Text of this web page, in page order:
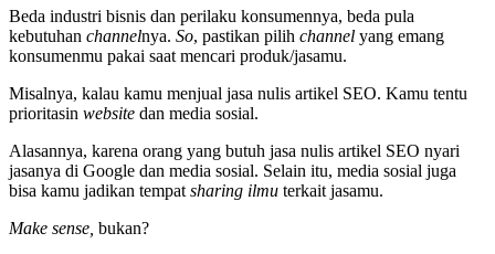
Beda industri bisnis dan perilaku konsumennya, beda pula
kebutuhan channelnya. So, pastikan pilih channel yang emang
konsumenmu pakai saat mencari produk/jasamu.
Misalnya, kalau kamu menjual jasa nulis artikel SEO. Kamu tentu
prioritasin website dan media sosial.
Alasannya, karena orang yang butuh jasa nulis artikel SEO nyari
jasanya di Google dan media sosial. Selain itu, media sosial juga
bisa kamu jadikan tempat sharing ilmu terkait jasamu.
Make sense, bukan?